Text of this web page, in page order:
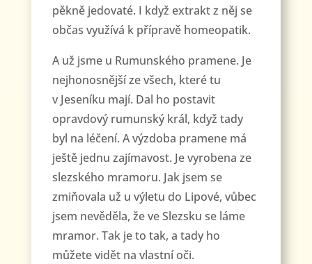
pěkně jedovaté. I když extrakt z něj se
občas využívá k přípravě homeopatik.
A už jsme u Rumunského pramene. Je
nejhonosnější ze všech, které tu
v Jeseníku mají. Dal ho postavit
opravdový rumunský král, když tady
byl na léčení. A výzdoba pramene má
ještě jednu zajímavost. Je vyrobena ze
slezského mramoru. Jak jsem se
zmiňovala už u výletu do Lipové, vůbec
jsem nevěděla, že ve Slezsku se láme
mramor. Tak je to tak, a tady ho
můžete vidět na vlastní oči.